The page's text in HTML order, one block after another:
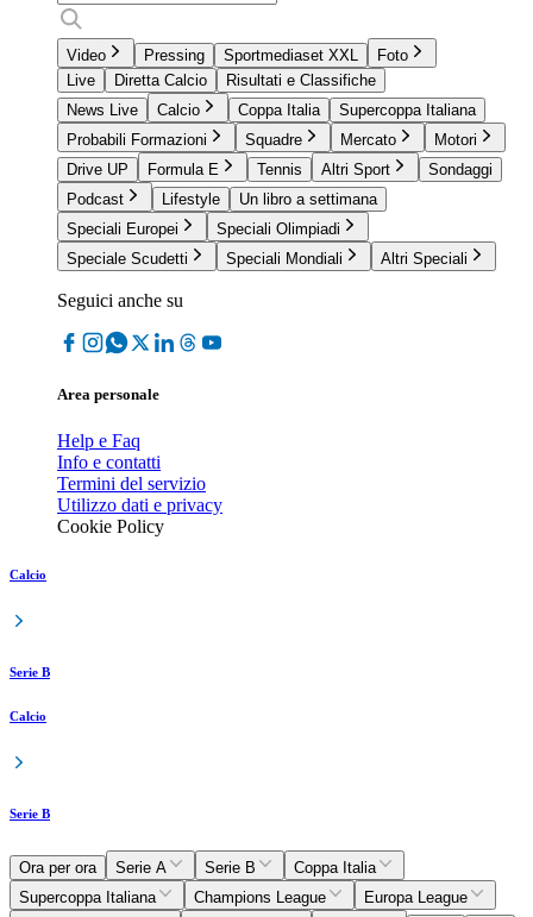
Video Pressing Sportmediaset XXL
Foto
Live
Diretta Calcio
Risultati e Classifiche
News Live
Calcio Coppa Italia
Supercoppa Italiana
Probabili Formazioni
Squadre Mercato
Motori
Drive UP
Formula E Tennis Altri Sport
Sondaggi
Podcast
Lifestyle
Un libro a settimana
Speciali Europei
Speciali Olimpiadi
Speciale Scudetti
Speciali Mondiali Altri Speciali
Seguici anche su
Area personale
Help e Faq
Info e contatti
Termini del servizio
Utilizzo dati e privacy
Cookie Policy
Calcio
Serie B
Calcio
Serie B
Ora per ora Serie A Serie B
Coppa Italia
Supercoppa Italiana
Champions League
Europa League